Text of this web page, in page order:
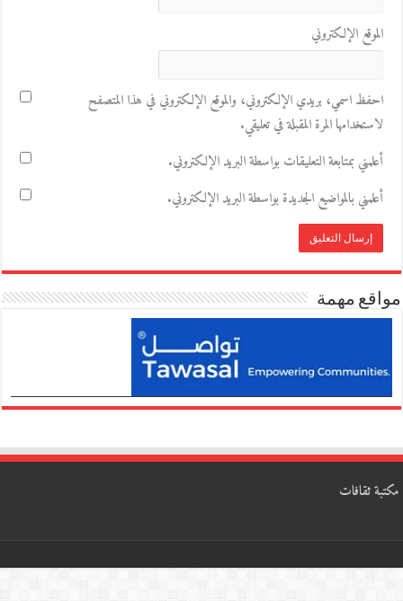
الموقع الإلكتروني
احفظ اسمي، بريدي الإلكتروني، والموقع الإلكتروني في هذا المتصفح
لاستخدامها المرة المقبلة في تعليقي.
أعلمني بمتابعة التعليقات بواسطة البريد الإلكتروني.
أعلمني بالمواضيع الجديدة بواسطة البريد الإلكتروني.
مواقع مهمة
مكتبة ثقافات